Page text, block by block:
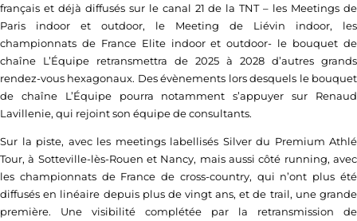
français et déjà diffusés sur le canal 21 de la TNT – les Meetings de
Paris indoor et outdoor, le Meeting de Liévin indoor, les
championnats de France Elite indoor et outdoor- le bouquet de
chaîne L’Équipe retransmettra de 2025 à 2028 d’autres grands
rendez-vous hexagonaux. Des évènements lors desquels le bouquet
de chaîne L’Équipe pourra notamment s’appuyer sur Renaud
Lavillenie, qui rejoint son équipe de consultants.
Sur la piste, avec les meetings labellisés Silver du Premium Athlé
Tour, à Sotteville-lès-Rouen et Nancy, mais aussi côté running, avec
les championnats de France de cross-country, qui n’ont plus été
diffusés en linéaire depuis plus de vingt ans, et de trail, une grande
première. Une visibilité complétée par la retransmission de